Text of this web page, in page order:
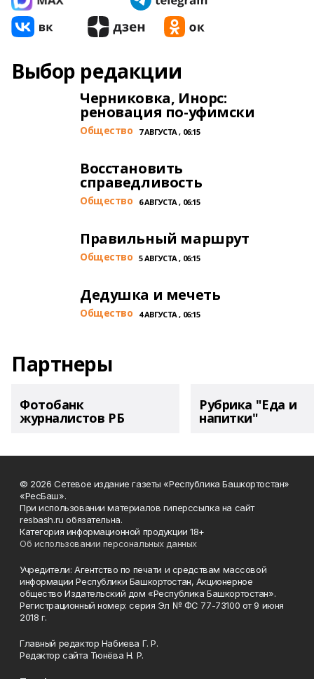
Выбор редакции
Черниковка, Инорс:
реновация по-уфимски
Общество 7 АВГУСТА , 06:15
Восстановить
справедливость
Общество 6 АВГУСТА , 06:15
Правильный маршрут
Общество 5 АВГУСТА , 06:15
Дедушка и мечеть
Общество 4 АВГУСТА , 06:15
Партнеры
Фотобанк
журналистов РБ
Рубрика "Еда и
напитки"
© 2026 Сетевое издание газеты «Республика Башкортостан»
«РесБаш».
При использовании материалов гиперссылка на сайт
resbash.ru обязательна.
Категория информационной продукции 18+
Об использовании персональных данных
Учредители: Агентство по печати и средствам массовой
информации Республики Башкортостан, Акционерное
общество Издательский дом «Республика Башкортостан».
Регистрационный номер: серия Эл № ФС 77-73100 от 9 июня
2018 г.
Главный редактор Набиева Г. Р.
Редактор сайта Тюнёва Н. Р.